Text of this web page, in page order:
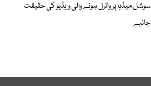
سوشل میڈیا پر وائرل ہونے والی ویڈیو کی حقیقت
جانیے